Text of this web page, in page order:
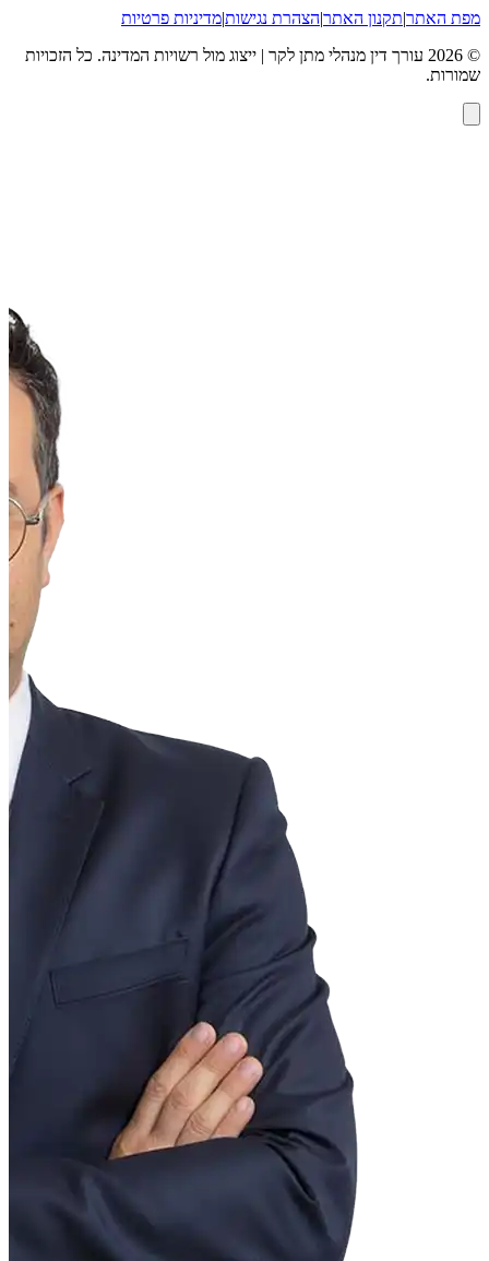
מפת האתר|תקנון האתר|הצהרת נגישות|מדיניות פרטיות
©
2026 עורך דין מנהלי מתן לקר | ייצוג מול רשויות המדינה. כל הזכויות
שמורות.